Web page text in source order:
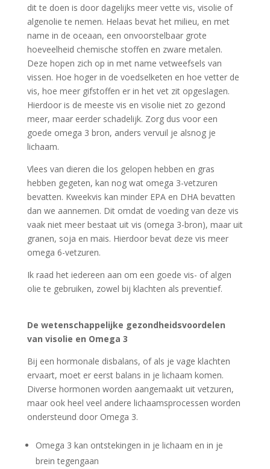
dit te doen is door dagelijks meer vette vis, visolie of
algenolie te nemen. Helaas bevat het milieu, en met
name in de oceaan, een onvoorstelbaar grote
hoeveelheid chemische stoffen en zware metalen.
Deze hopen zich op in met name vetweefsels van
vissen. Hoe hoger in de voedselketen en hoe vetter de
vis, hoe meer gifstoffen er in het vet zit opgeslagen.
Hierdoor is de meeste vis en visolie niet zo gezond
meer, maar eerder schadelijk. Zorg dus voor een
goede omega 3 bron, anders vervuil je alsnog je
lichaam.
Vlees van dieren die los gelopen hebben en gras
hebben gegeten, kan nog wat omega 3-vetzuren
bevatten. Kweekvis kan minder EPA en DHA bevatten
dan we aannemen. Dit omdat de voeding van deze vis
vaak niet meer bestaat uit vis (omega 3-bron), maar uit
granen, soja en mais. Hierdoor bevat deze vis meer
omega 6-vetzuren.
Ik raad het iedereen aan om een goede vis- of algen
olie te gebruiken, zowel bij klachten als preventief.
De wetenschappelijke gezondheidsvoordelen
van visolie en Omega 3
Bij een hormonale disbalans, of als je vage klachten
ervaart, moet er eerst balans in je lichaam komen.
Diverse hormonen worden aangemaakt uit vetzuren,
maar ook heel veel andere lichaamsprocessen worden
ondersteund door Omega 3.
Omega 3 kan ontstekingen in je lichaam en in je
brein tegengaan